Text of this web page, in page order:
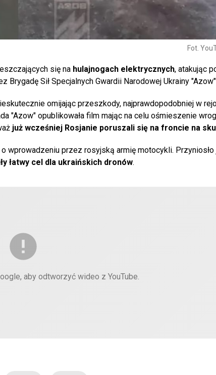
Fot.
się na hulajnogach elektrycznych, atakując
Brygadę Sił Specjalnych Gwardii Narodowej Ukrainy
omijając przeszkody, najprawdopodobniej w
"Azow" opublikowała film mając na celu ośmieszenie
już wcześniej Rosjanie poruszali się na froncie na
wprowadzeniu przez rosyjską armię motocykli. Przyniosło
łatwy cel dla ukraińskich dronów.
aby odtworzyć wideo z YouTube.